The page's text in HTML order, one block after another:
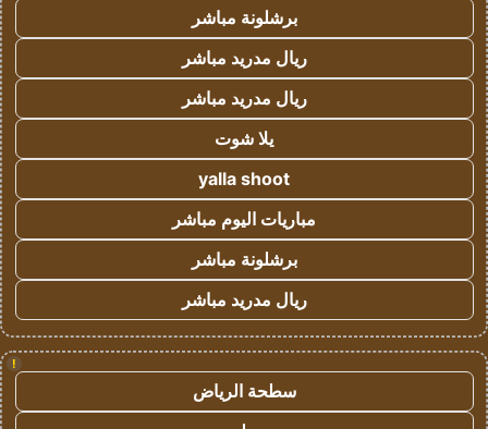
برشلونة مباشر
ريال مدريد مباشر
ريال مدريد مباشر
يلا شوت
yalla shoot
مباريات اليوم مباشر
برشلونة مباشر
ريال مدريد مباشر
!
سطحة الرياض